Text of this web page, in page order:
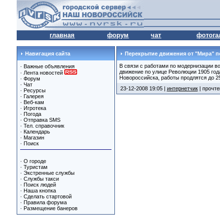
главная форум чат
Навигация сайта
· Важные объявления
· Лента новостей
· Форум
· Чат
· Ресурсы
· Галерея
· Веб-кам
· Игротека
· Погода
· Отправка SMS
· Тел. справочник
· Календарь
· Магазин
· Поиск
· О городе
· Туристам
· Экстренные службы
· Службы такси
· Поиск людей
· Наша кнопка
· Сделать стартовой
· Правила форума
· Размещение банеров
Перекрытие движения от "Мира"
В связи с работами по модернизации
движение по улице Революции 1905
Новороссийска, работы продлятся до
23-12-2008 19:05 | интернетчик|